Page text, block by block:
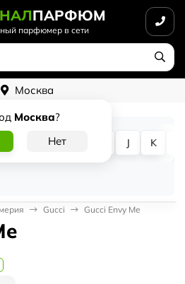
ПАРФЮМ
парфюмер в сети
Москва
Москва?
G J K
Gucci Gucci Envy Me